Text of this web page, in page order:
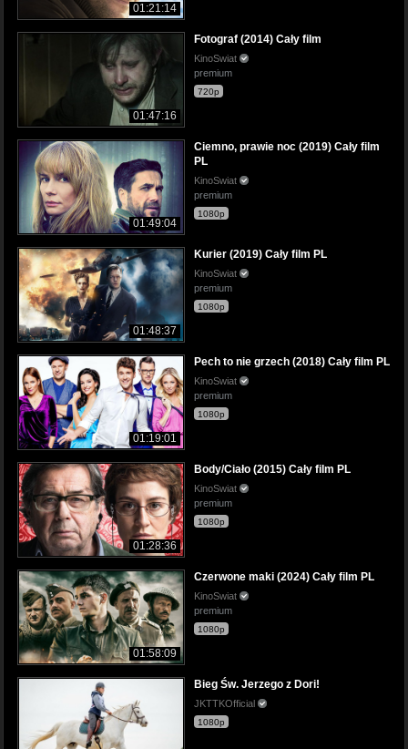
01:21:14
01:47:16
Fotograf (2014) Cały film
KinoSwiat
premium
720p
01:49:04
Ciemno, prawie noc (2019) Cały film
PL
KinoSwiat
premium
1080p
01:48:37
Kurier (2019) Cały film PL
KinoSwiat
premium
1080p
01:19:01
Pech to nie grzech (2018) Cały film PL
KinoSwiat
premium
1080p
01:28:36
Body/Ciało (2015) Cały film PL
KinoSwiat
premium
1080p
01:58:09
Czerwone maki (2024) Cały film PL
KinoSwiat
premium
1080p
Bieg Św. Jerzego z Dori!
JKTTKOfficial
1080p